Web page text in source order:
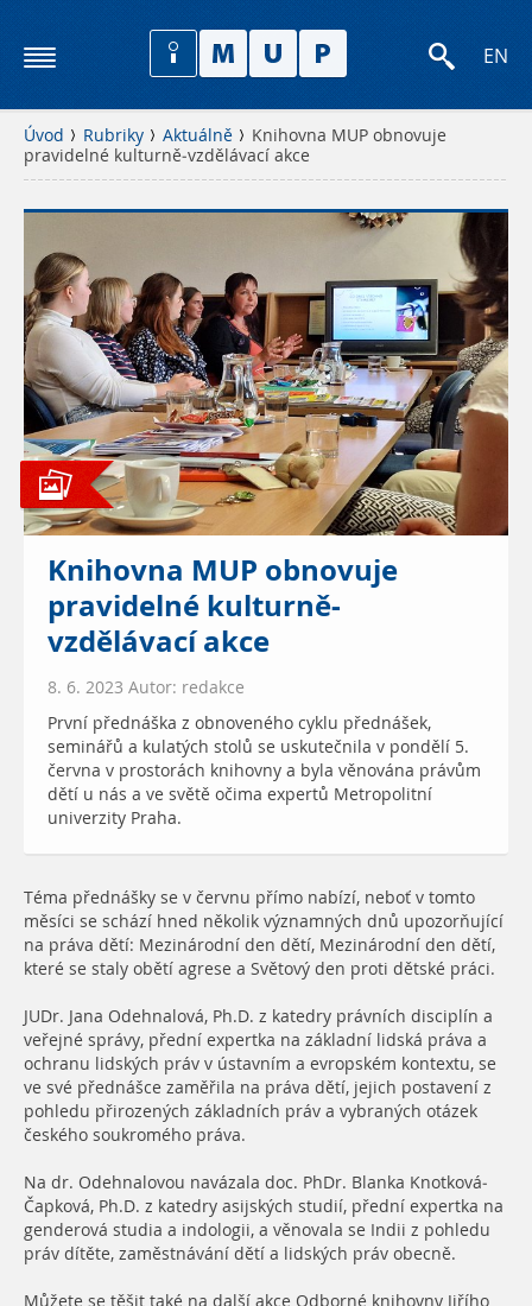
EN
Úvod Rubriky Aktuálně
Knihovna MUP obnovuje
pravidelné kulturně-vzdělávací akce
Knihovna MUP obnovuje
pravidelné kulturně-
vzdělávací akce
8. 6. 2023 Autor: redakce
První přednáška z obnoveného cyklu přednášek,
seminářů a kulatých stolů se uskutečnila v pondělí 5.
června v prostorách knihovny a byla věnována právům
dětí u nás a ve světě očima expertů Metropolitní
univerzity Praha.
Téma přednášky se v červnu přímo nabízí, neboť v tomto
měsíci se schází hned několik významných dnů upozorňující
na práva dětí: Mezinárodní den dětí, Mezinárodní den dětí,
které se staly obětí agrese a Světový den proti dětské práci.
JUDr. Jana Odehnalová, Ph.D. z katedry právních disciplín a
veřejné správy, přední expertka na základní lidská práva a
ochranu lidských práv v ústavním a evropském kontextu, se
ve své přednášce zaměřila na práva dětí, jejich postavení z
pohledu přirozených základních práv a vybraných otázek
českého soukromého práva.
Na dr. Odehnalovou navázala doc. PhDr. Blanka Knotková-
Čapková, Ph.D. z katedry asijských studií, přední expertka na
genderová studia a indologii, a věnovala se Indii z pohledu
práv dítěte, zaměstnávání dětí a lidských práv obecně.